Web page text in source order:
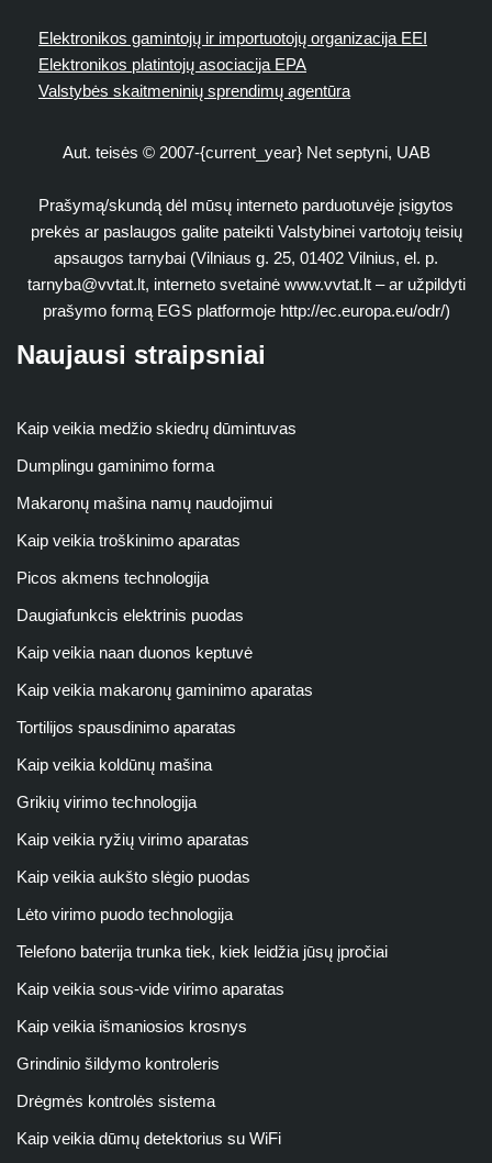
Elektronikos gamintojų ir importuotojų organizacija EEI
Elektronikos platintojų asociacija EPA
Valstybės skaitmeninių sprendimų agentūra
Aut. teisės © 2007-{current_year} Net septyni, UAB
Prašymą/skundą dėl mūsų interneto parduotuvėje įsigytos
prekės ar paslaugos galite pateikti Valstybinei vartotojų teisių
apsaugos tarnybai (Vilniaus g. 25, 01402 Vilnius, el. p.
tarnyba@vvtat.lt, interneto svetainė www.vvtat.lt – ar užpildyti
prašymo formą EGS platformoje http://ec.europa.eu/odr/)
Naujausi straipsniai
Kaip veikia medžio skiedrų dūmintuvas
Dumplingu gaminimo forma
Makaronų mašina namų naudojimui
Kaip veikia troškinimo aparatas
Picos akmens technologija
Daugiafunkcis elektrinis puodas
Kaip veikia naan duonos keptuvė
Kaip veikia makaronų gaminimo aparatas
Tortilijos spausdinimo aparatas
Kaip veikia koldūnų mašina
Grikių virimo technologija
Kaip veikia ryžių virimo aparatas
Kaip veikia aukšto slėgio puodas
Lėto virimo puodo technologija
Telefono baterija trunka tiek, kiek leidžia jūsų įpročiai
Kaip veikia sous-vide virimo aparatas
Kaip veikia išmaniosios krosnys
Grindinio šildymo kontroleris
Drėgmės kontrolės sistema
Kaip veikia dūmų detektorius su WiFi